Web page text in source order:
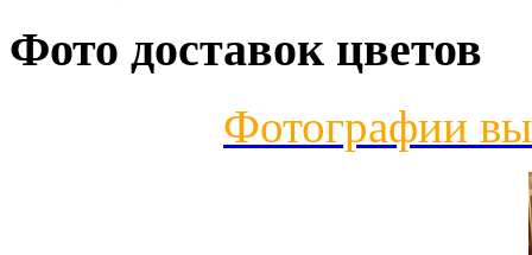
Фото доставок цветов
Фотографии